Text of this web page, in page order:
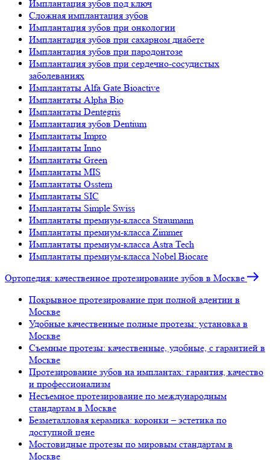
Имплантация зубов под ключ
Сложная имплантация зубов
Имплантация зубов при онкологии
Имплантация зубов при сахарном диабете
Имплантация зубов при пародонтозе
Имплантация зубов при сердечно-сосудистых
заболеваниях
Имплантаты Alfa Gate Bioactive
Имплантаты Alpha Bio
Имплантаты Dentegris
Имплантация зубов Dentium
Имплантаты Impro
Имплантаты Inno
Имплантаты Green
Имплантаты MIS
Имплантаты Osstem
Имплантаты SIC
Имплантаты Simple Swiss
Имплантаты премиум-класса Straumann
Имплантаты премиум-класса Zimmer
Имплантаты премиум-класса Astra Tech
Имплантаты премиум-класса Nobel Biocare
Ортопедия: качественное протезирование зубов в Москве
Покрывное протезирование при полной адентии в
Москве
Удобные качественные полные протезы: установка в
Москве
Съемные протезы: качественные, удобные, с гарантией в
Москве
Протезирование зубов на имплантах: гарантия, качество
и профессионализм
Несъемное протезирование по международным
стандартам в Москве
Безметалловая керамика: коронки – эстетика по
доступной цене
Мостовидные протезы по мировым стандартам в
Москве